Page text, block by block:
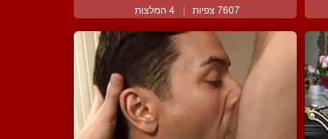
7607 צפיות | 4 המלצות